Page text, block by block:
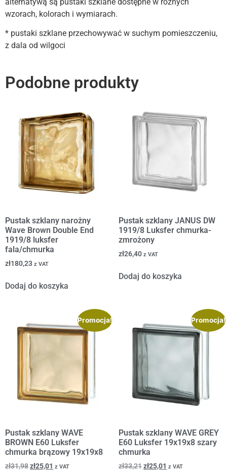
wzorach, kolorach i wymiarach.
* pustaki szklane przechowywać w suchym pomieszczeniu,
z dala od wilgoci
Podobne produkty
Pustak szklany narożny
Wave Brown Double End
1919/8 luksfer
fala/chmurka
zł180,23 z VAT
Dodaj do koszyka
Pustak szklany JANUS DW
1919/8 Luksfer chmurka-
zmrożony
zł26,40 z VAT
Dodaj do koszyka
Promocja!
Pustak szklany WAVE
BROWN E60 Luksfer
chmurka brązowy 19x19x8
zł31,98zł25,01 z VAT
Promocja!
Pustak szklany WAVE GREY
E60 Luksfer 19x19x8 szary
chmurka
zł33,21zł25,01 z VAT